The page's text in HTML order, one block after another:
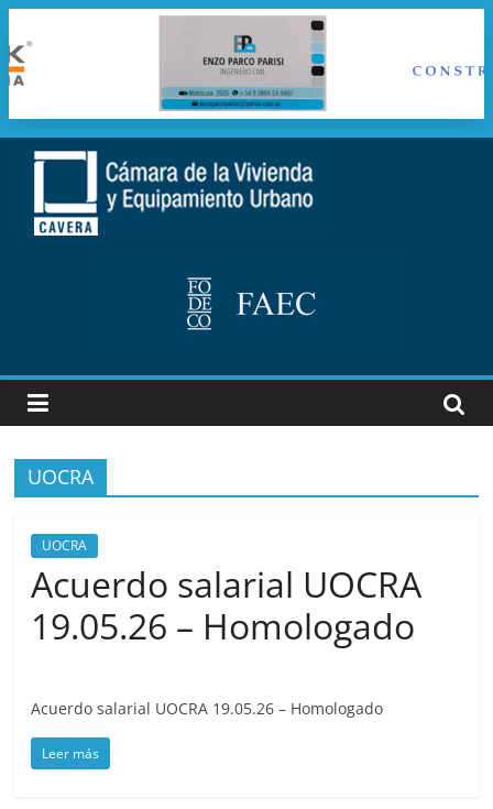
Saltar
contenido
cavera
y
Equipamiento
Urbano
UOCRA
UOCRA
Acuerdo salarial UOCRA
19.05.26 – Homologado
Acuerdo salarial UOCRA 19.05.26 – Homologado
Leer más